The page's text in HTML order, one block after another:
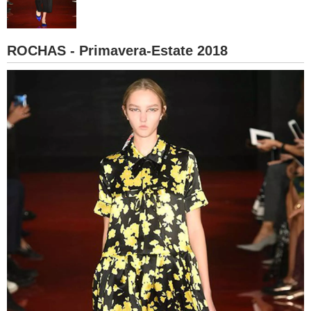
SESSO
BAMBINO
DIETA
GUIDE
ROCHAS - Primavera-Estate 2018